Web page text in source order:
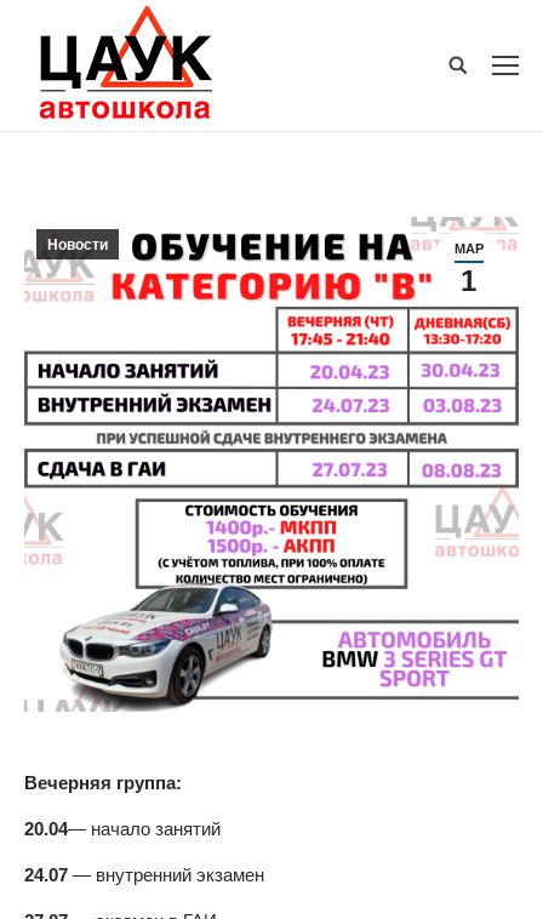
МАР
1
Новости
Вечерняя группа:
20.04— начало занятий
24.07 — внутренний экзамен